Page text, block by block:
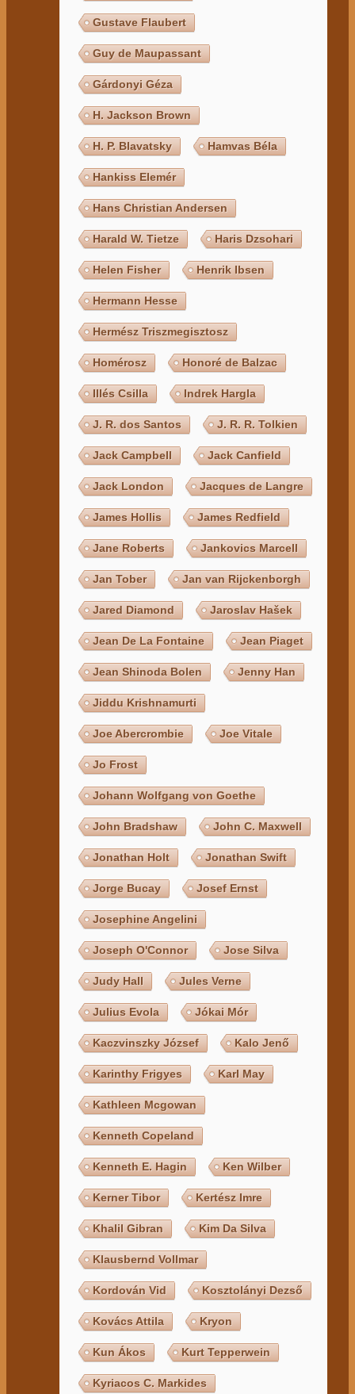
Gustave Flaubert
Guy de Maupassant
Gárdonyi Géza
H. Jackson Brown
H. P. Blavatsky Hamvas Béla
Hankiss Elemér
Hans Christian Andersen
Harald W. Tietze Haris Dzsohari
Helen Fisher Henrik Ibsen
Hermann Hesse
Hermész Triszmegisztosz
Homérosz Honoré de Balzac
Illés Csilla Indrek Hargla
J. R. dos Santos J. R. R. Tolkien
Jack Campbell Jack Canfield
Jack London Jacques de Langre
James Hollis James Redfield
Jane Roberts Jankovics Marcell
Jan Tober Jan van Rijckenborgh
Jared Diamond Jaroslav Hašek
Jean De La Fontaine Jean Piaget
Jean Shinoda Bolen Jenny Han
Jiddu Krishnamurti
Joe Abercrombie Joe Vitale
Jo Frost
Johann Wolfgang von Goethe
John Bradshaw John C. Maxwell
Jonathan Holt Jonathan Swift
Jorge Bucay Josef Ernst
Josephine Angelini
Joseph O'Connor Jose Silva
Judy Hall Jules Verne
Julius Evola Jókai Mór
Kaczvinszky József Kalo Jenő
Karinthy Frigyes Karl May
Kathleen Mcgowan
Kenneth Copeland
Kenneth E. Hagin Ken Wilber
Kerner Tibor Kertész Imre
Khalil Gibran Kim Da Silva
Klausbernd Vollmar
Kordován Vid Kosztolányi Dezső
Kovács Attila Kryon
Kun Ákos Kurt Tepperwein
Kyriacos C. Markides